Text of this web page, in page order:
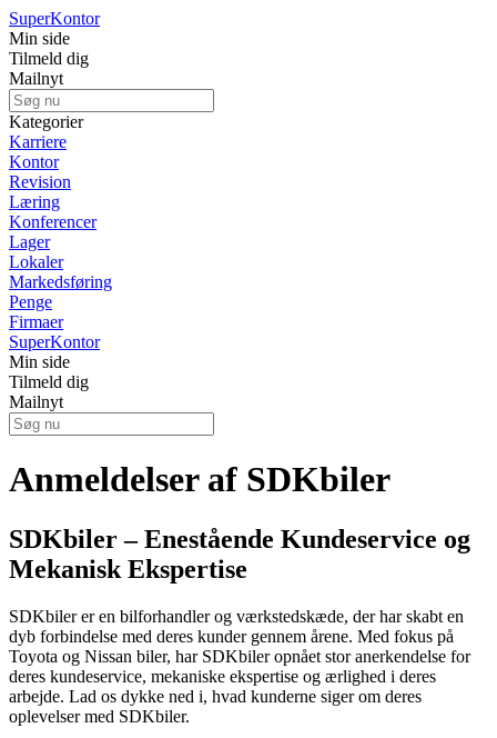
SuperKontor
Min side
Tilmeld dig
Mailnyt
Kategorier
Karriere
Kontor
Revision
Læring
Konferencer
Lager
Lokaler
Markedsføring
Penge
Firmaer
SuperKontor
Min side
Tilmeld dig
Mailnyt
Anmeldelser af SDKbiler
SDKbiler – Enestående Kundeservice og
Mekanisk Ekspertise
SDKbiler er en bilforhandler og værkstedskæde, der har skabt en
dyb forbindelse med deres kunder gennem årene. Med fokus på
Toyota og Nissan biler, har SDKbiler opnået stor anerkendelse for
deres kundeservice, mekaniske ekspertise og ærlighed i deres
arbejde. Lad os dykke ned i, hvad kunderne siger om deres
oplevelser med SDKbiler.